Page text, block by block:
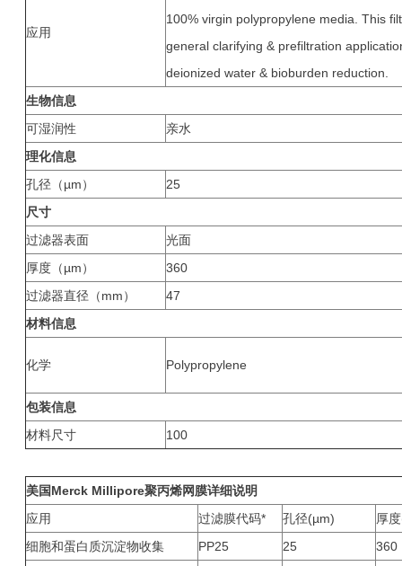
应用
100% virgin polypropylene media. This
general clarifying & prefiltration
deionized water & bioburden reduction.
生物信息
可湿润性
亲水
理化信息
孔径（µm）
25
尺寸
过滤器表面
光面
厚度（µm）
360
过滤器直径（mm）
47
材料信息
化学 Polypropylene
包装信息
材料尺寸
100
美国Merck Millipore聚丙烯网膜详细说明
应用
过滤膜代码* 孔径(µm)
厚
细胞和蛋白质沉淀物收集
PP25 25 360